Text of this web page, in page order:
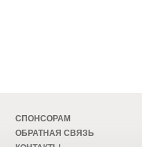
СПОНСОРАМ
ОБРАТНАЯ СВЯЗЬ